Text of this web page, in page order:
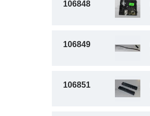
106848
106849
106851